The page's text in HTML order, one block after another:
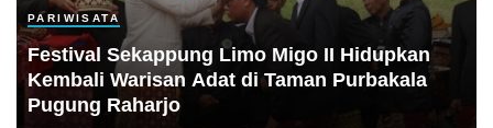
PARIWISATA
Festival Sekappung Limo Migo II Hidupkan
Kembali Warisan Adat di Taman Purbakala
Pugung Raharjo